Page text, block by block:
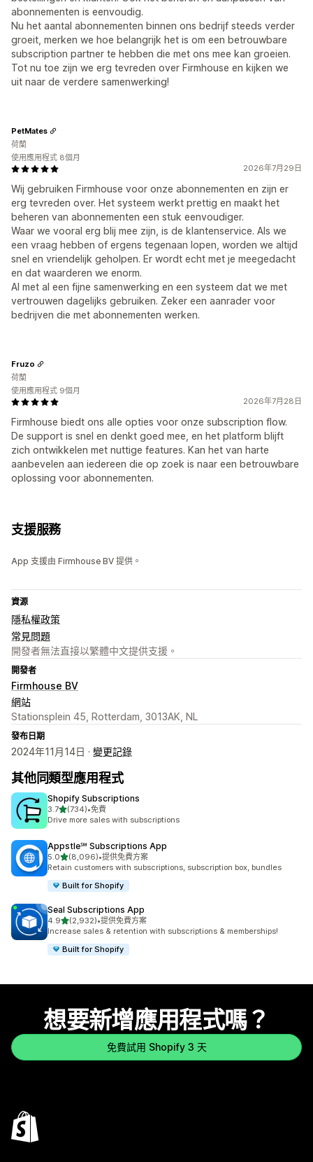
abonnementen is eenvoudig.
Nu het aantal abonnementen binnen ons bedrijf steeds verder
groeit, merken we hoe belangrijk het is om een betrouwbare
subscription partner te hebben die met ons mee kan groeien.
Tot nu toe zijn we erg tevreden over Firmhouse en kijken we
uit naar de verdere samenwerking!
2026年7月29日
Wij gebruiken Firmhouse voor onze abonnementen en zijn er
erg tevreden over. Het systeem werkt prettig en maakt het
beheren van abonnementen een stuk eenvoudiger.
Waar we vooral erg blij mee zijn, is de klantenservice. Als we
een vraag hebben of ergens tegenaan lopen, worden we altijd
snel en vriendelijk geholpen. Er wordt echt met je meegedacht
en dat waarderen we enorm.
Al met al een fijne samenwerking en een systeem dat we met
vertrouwen dagelijks gebruiken. Zeker een aanrader voor
bedrijven die met abonnementen werken.
PetMates
荷蘭
使用應用程式 8個月
2026年7月28日
Firmhouse biedt ons alle opties voor onze subscription flow.
De support is snel en denkt goed mee, en het platform blijft
zich ontwikkelen met nuttige features. Kan het van harte
aanbevelen aan iedereen die op zoek is naar een betrouwbare
oplossing voor abonnementen.
Fruzo
荷蘭
使用應用程式 9個月
支援服務
App 支援由 Firmhouse BV 提供。
資源
隱私權政策
常見問題
開發者無法直接以繁體中文提供支援。
開發者
Firmhouse BV
網站
Stationsplein 45, Rotterdam, 3013AK, NL
發布日期
2024年11月14日 · 變更記錄
其他同類型應用程式
Shopify Subscriptions
3.7滿分 5 顆星
(734)
共有 734 則評價
•免費
Drive more sales with subscriptions
Appstle℠ Subscriptions App
5.0滿分 5 顆星
(8,096)
共有 8096 則評價
•提供免費方案
Retain customers with subscriptions, subscription box, bundles
Built for Shopify
Seal Subscriptions App
4.9滿分 5 顆星
(2,932)
共有 2932 則評價
•提供免費方案
Increase sales & retention with subscriptions & memberships!
Built for Shopify
想要新增應用程式嗎？
免費試用 Shopify 3 天